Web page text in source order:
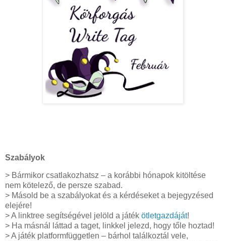
Szabályok
> Bármikor csatlakozhatsz – a korábbi hónapok kitöltése
nem kötelező, de persze szabad.
> Másold be a szabályokat és a kérdéseket a bejegyzésed
elejére!
> A linktree segítségével jelöld a játék ötletgazdáját!
> Ha másnál láttad a taget, linkkel jelezd, hogy tőle hoztad!
> A játék platformfüggetlen – bárhol találkoztál vele,